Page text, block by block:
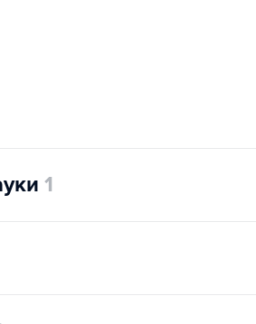
1